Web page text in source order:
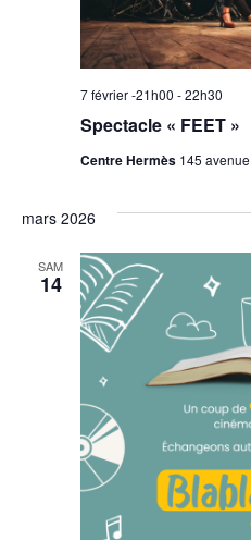
Spectacle « FEET »
7 février -21h00 -22h30
Centre Hermès 145
mars 2026
SAM
14